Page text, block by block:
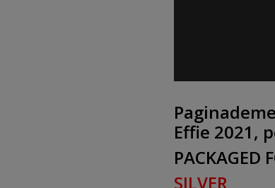
Effie 2021,
PACKAGED
SILVER